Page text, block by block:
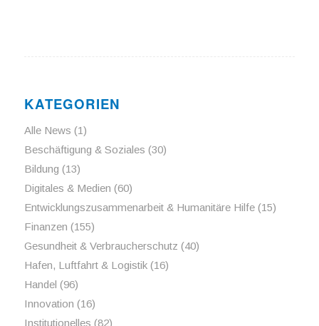
KATEGORIEN
Alle News (1)
Beschäftigung & Soziales (30)
Bildung (13)
Digitales & Medien (60)
Entwicklungszusammenarbeit & Humanitäre Hilfe(15)
Finanzen (155)
Gesundheit & Verbraucherschutz (40)
Hafen, Luftfahrt & Logistik(16)
Handel (96)
Innovation (16)
Institutionelles (82)